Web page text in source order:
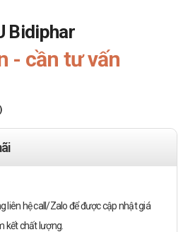
Bidiphar
- cần tư vấn
liên hệ call/Zalo để được cập nhật giá
kết chất lượng.